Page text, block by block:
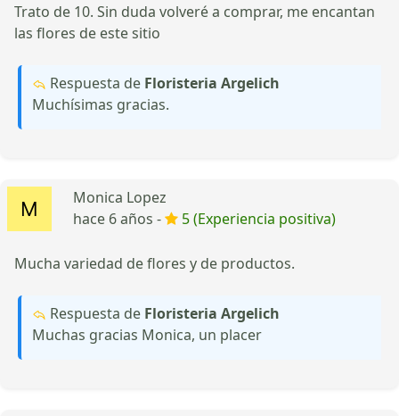
Trato de 10. Sin duda volveré a comprar, me encantan
las flores de este sitio
Respuesta de Floristeria Argelich
Muchísimas gracias.
Monica Lopez
hace 6 años -
5 (Experiencia positiva)
Mucha variedad de flores y de productos.
Respuesta de Floristeria Argelich
Muchas gracias Monica, un placer